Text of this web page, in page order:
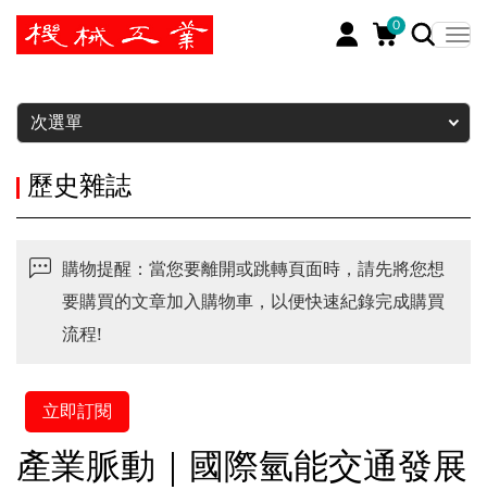
0
暫停
次選單
歷史雜誌
購物提醒：當您要離開或跳轉頁面時，請先將您想
要購買的文章加入購物車，以便快速紀錄完成購買
流程!
立即訂閱
產業脈動｜國際氫能交通發展